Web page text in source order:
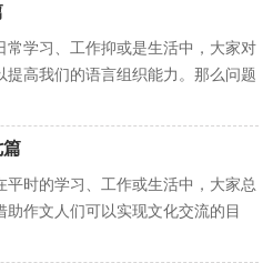
常学习、工作抑或是生活中，大家对
高我们的语言组织能力。那么问题
文呢？下面是小编收...
篇
平时的学习、工作或生活中，大家总
作文人们可以实现文化交流的目
是小编帮大家整理的...